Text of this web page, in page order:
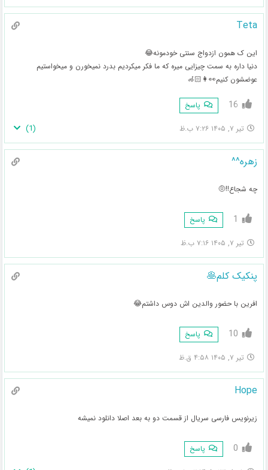
Teta
این ک همون ازدواج سنتی خودمونه😂
دنیا داره به سمت چیزایی میره که ما فکر میکردیم بدرد نمیخورن و میخواستیم
عوضشون کنیم👀👩🏻‍🦽
16 پاسخ
تیر ۷, ۱۴۰۵ ۷:۲۶ ب.ظ (
1
)
زهره^^
چه شجاع!!🤨
1 پاسخ
تیر ۷, ۱۴۰۵ ۷:۱۶ ب.ظ
پنکیک کلم🥞
افرین با حضور والدین اش دوس داشتم😂
10 پاسخ
تیر ۷, ۱۴۰۵ ۴:۵۸ ق.ظ
Hope
زیرنویس فارسی سریال از قسمت دو به بعد اصلا دانلود نمیشه
0 پاسخ